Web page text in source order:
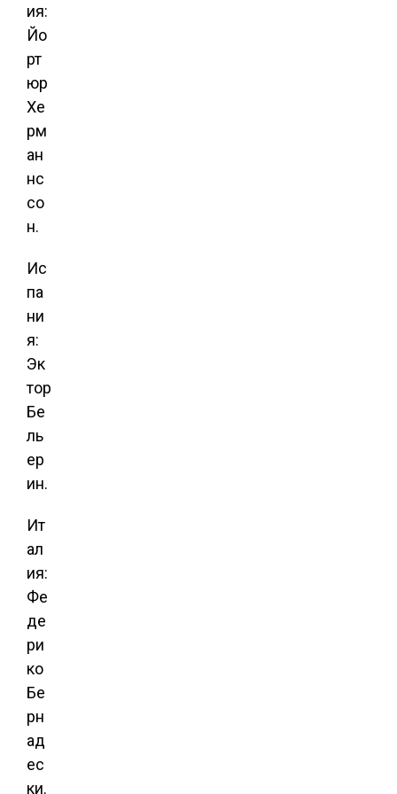
ия:
Йо
рт
юр
Хе
рм
ан
нс
со
н.
Ис
па
ни
я:
Эк
тор
Бе
ль
ер
ин.
Ит
ал
ия:
Фе
де
ри
ко
Бе
рн
ад
ес
ки.